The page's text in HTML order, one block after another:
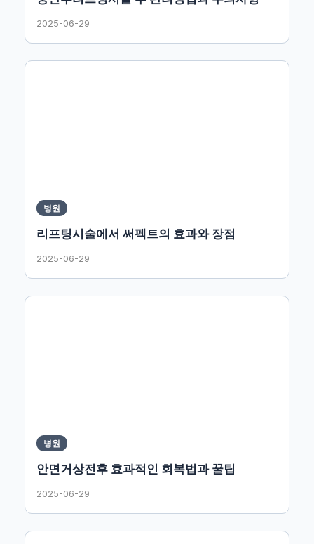
2025-06-29
병원
리프팅시술에서 써펙트의 효과와 장점
2025-06-29
병원
안면거상전후 효과적인 회복법과 꿀팁
2025-06-29